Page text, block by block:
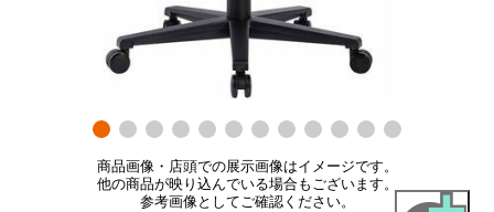
商品画像・店頭での展示画像はイメージです。
他の商品が映り込んでいる場合もございます。
参考画像としてご確認ください。